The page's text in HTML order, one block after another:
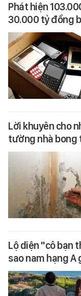
Phát hiện
30.000 tỷ đồng
Lời khuyên cho
tường nhà bong
Lộ diện "cô bạn
sao nam hạng A